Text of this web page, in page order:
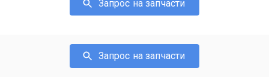
Запрос на запчасти
Запрос на запчасти